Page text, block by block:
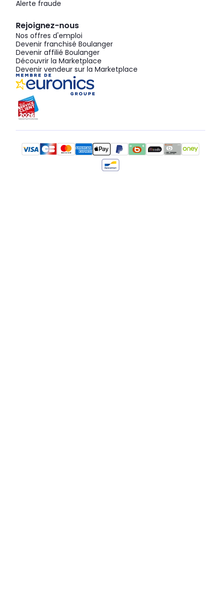
Alerte fraude
Rejoignez-nous
Nos offres d'emploi
Devenir franchisé Boulanger
Devenir affilié Boulanger
Découvrir la Marketplace
Devenir vendeur sur la Marketplace